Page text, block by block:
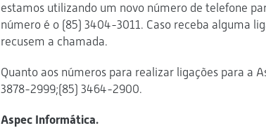
estamos utilizando um novo número de telefone
número é o (85) 3404-3011. Caso receba alguma
recusem a chamada.
Quanto aos números para realizar ligações para a
3878-2999;(85) 3464-2900.
Aspec Informática.